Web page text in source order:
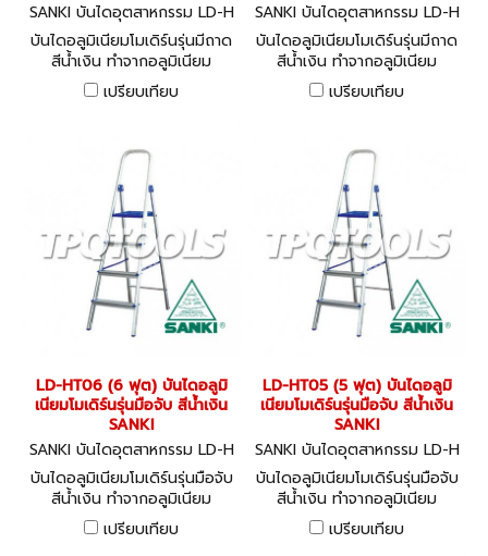
SANKI บันไดอุตสาหกรรม LD-H
T14
บันไดอลูมิเนียมโมเดิร์นรุ่นมีถาด
สีน้ำเงิน ทำจากอลูมิเนียม
คุณภาพดี สามารถรับน้ำหนักได้
150 กก.
เปรียบเทียบ
SANKI บันไดอุตสาหกรรม LD-H
T13
บันไดอลูมิเนียมโมเดิร์นรุ่นมีถาด
สีน้ำเงิน ทำจากอลูมิเนียม
คุณภาพดี สามารถรับน้ำหนักได้
150 กก.
เปรียบเทียบ
LD-HT06 (6 ฟุต) บันไดอลูมิ
เนียมโมเดิร์นรุ่นมือจับ สีน้ำเงิน
SANKI
SANKI บันไดอุตสาหกรรม LD-H
T06
บันไดอลูมิเนียมโมเดิร์นรุ่นมือจับ
สีน้ำเงิน ทำจากอลูมิเนียม
คุณภาพดี สามารถรับน้ำหนักได้
150 กก.
เปรียบเทียบ
LD-HT05 (5 ฟุต) บันไดอลูมิ
เนียมโมเดิร์นรุ่นมือจับ สีน้ำเงิน
SANKI
SANKI บันไดอุตสาหกรรม LD-H
T05
บันไดอลูมิเนียมโมเดิร์นรุ่นมือจับ
สีน้ำเงิน ทำจากอลูมิเนียม
คุณภาพดี สามารถรับน้ำหนักได้
150 กก.
เปรียบเทียบ